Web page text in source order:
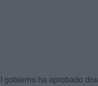
gobierno ha aprobado dos